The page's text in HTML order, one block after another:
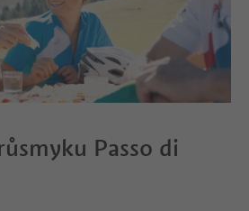
Passo di